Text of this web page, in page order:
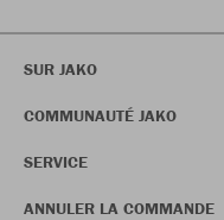
SUR JAKO
COMMUNAUTÉ JAKO
SERVICE
ANNULER LA COMMANDE